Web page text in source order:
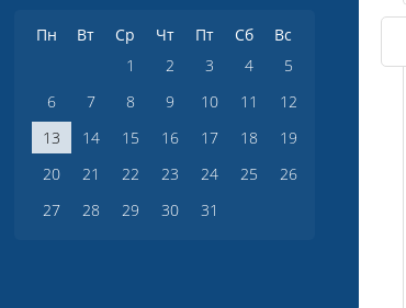
Пн Вт Ср Чт Пт Сб
Вс
1
2 3 4
5
6
7 8 9 10 11
12
13
14 15 16 17 18
19
20
21 22 23 24 25
26
27
28 29 30 31